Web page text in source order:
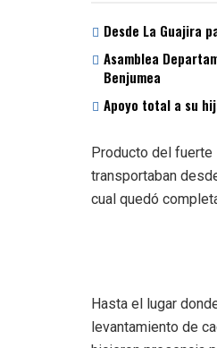
Desde La Guajira
Asamblea
Benjumea
Apoyo total a su
Producto del fuerte
transportaban
cual quedó
Hasta el lugar
levantamiento de